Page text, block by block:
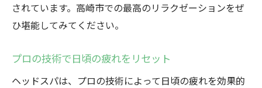
されています。高崎市での最高のリラクゼーションをぜ
ひ堪能してみてください。
プロの技術で日頃の疲れをリセット
ヘッドスパは、プロの技術によって日頃の疲れを効果的